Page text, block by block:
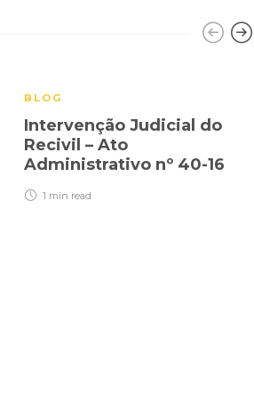
BLOG
Intervenção Judicial do
Recivil – Ato
Administrativo nº 40-16
1 min read